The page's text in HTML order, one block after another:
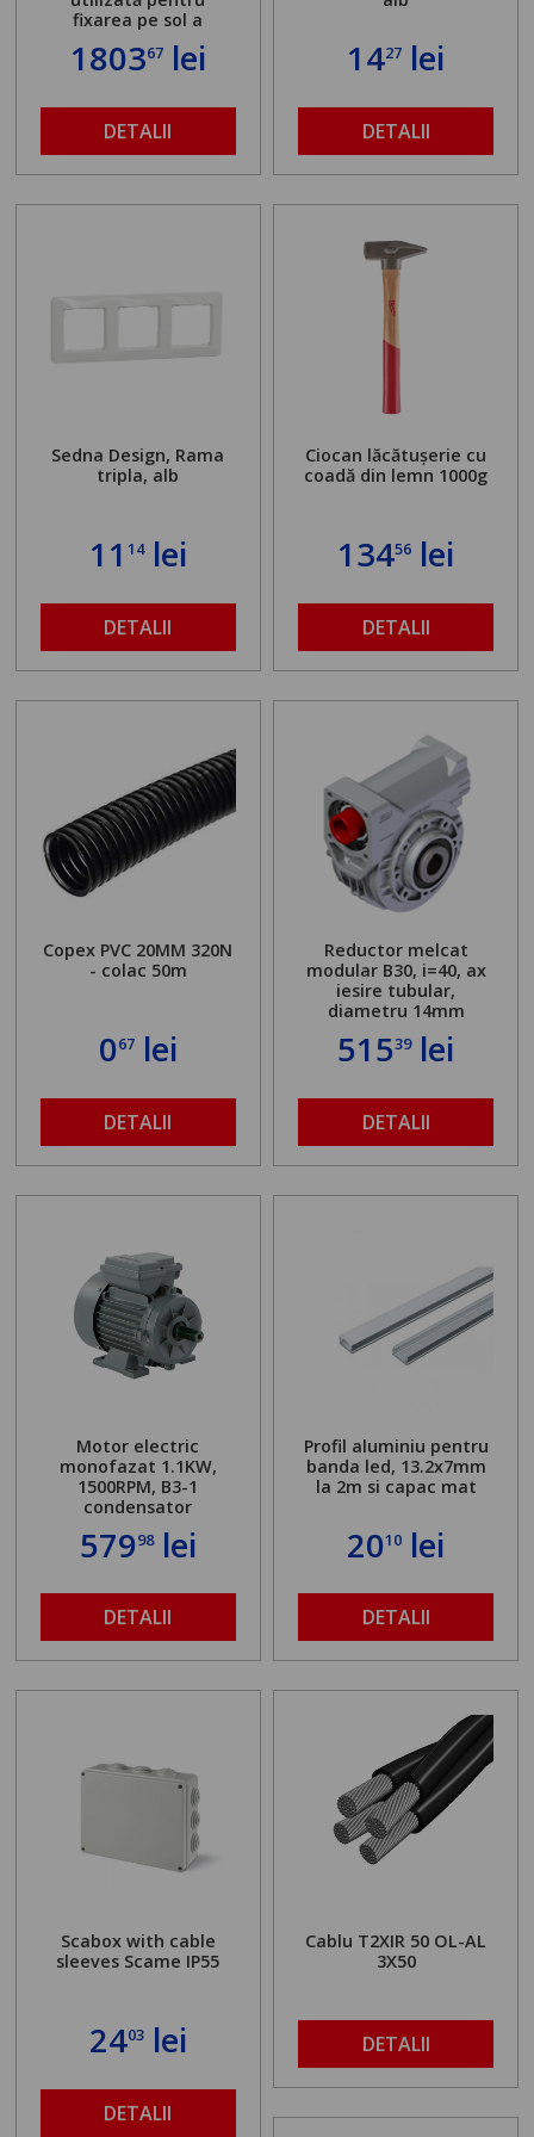
fixarea pe sol a
standului mașinii de
găurit în locul
maximă admisă de 500
kg și înălțime reglabilă
de la 1,8 la 2,9 m
180367lei
DETALII
1427 lei
DETALII
Sedna Design, Rama
tripla, alb
11 14lei
DETALII
Ciocan lăcătușerie cu
coadă din lemn 1000g
13456 lei
DETALII
Copex PVC 20MM 320N
- colac 50m
067lei
DETALII
Reductor melcat
modular B30, i=40, ax
iesire tubular,
diametru 14mm
51539lei
DETALII
Motor electric
monofazat 1.1KW,
1500RPM, B3-1
condensator
57998lei
DETALII
Profil aluminiu pentru
banda led, 13.2x7mm
la 2m si capac mat
2010 lei
DETALII
Scabox with cable
sleeves Scame IP55
2403lei
DETALII
Cablu T2XIR 50 OL-AL
3X50
DETALII